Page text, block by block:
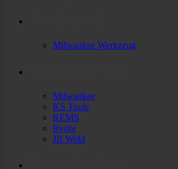
Milwaukee Werkzeug
Milwaukee
KS Tools
REMS
Ryobi
JB Weld